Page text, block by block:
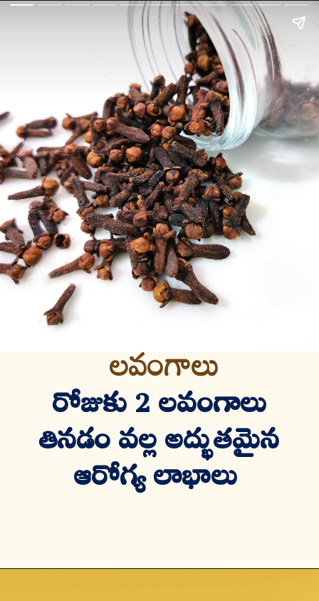
లవంగాలు
రోజుకు 2 లవంగాలు
తినడం వల్ల అద్భుతమైన
ఆరోగ్య లాభాలు